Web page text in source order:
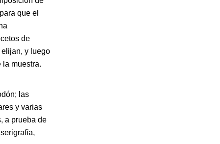
que el
de
y luego
muestra.
las
y varias
a prueba de